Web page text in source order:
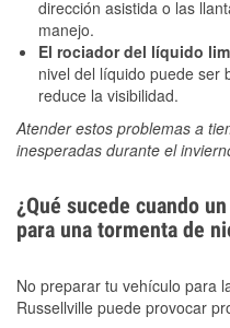
dirección asistida o las
manejo.
El rociador del líquido
nivel del líquido puede ser
reduce la visibilidad.
Atender estos problemas a
inesperadas durante el
¿Qué sucede cuando
para una tormenta de
No preparar tu vehículo para
Russellville puede provocar